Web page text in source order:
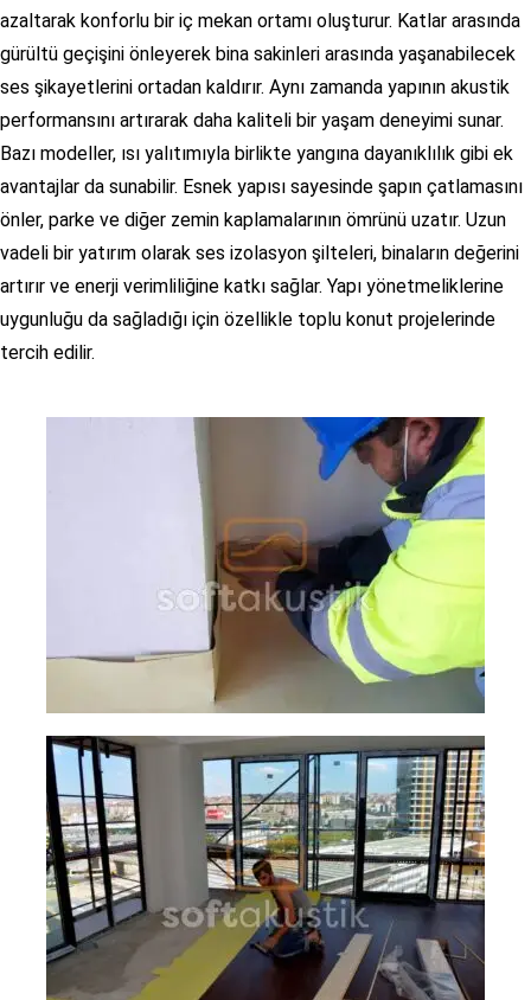
azaltarak konforlu bir iç mekan ortamı oluşturur. Katlar arasında
gürültü geçişini önleyerek bina sakinleri arasında yaşanabilecek
ses şikayetlerini ortadan kaldırır. Aynı zamanda yapının akustik
performansını artırarak daha kaliteli bir yaşam deneyimi sunar.
Bazı modeller, ısı yalıtımıyla birlikte yangına dayanıklılık gibi ek
avantajlar da sunabilir. Esnek yapısı sayesinde şapın çatlamasını
önler, parke ve diğer zemin kaplamalarının ömrünü uzatır. Uzun
vadeli bir yatırım olarak ses izolasyon şilteleri, binaların değerini
artırır ve enerji verimliliğine katkı sağlar. Yapı yönetmeliklerine
uygunluğu da sağladığı için özellikle toplu konut projelerinde
tercih edilir.